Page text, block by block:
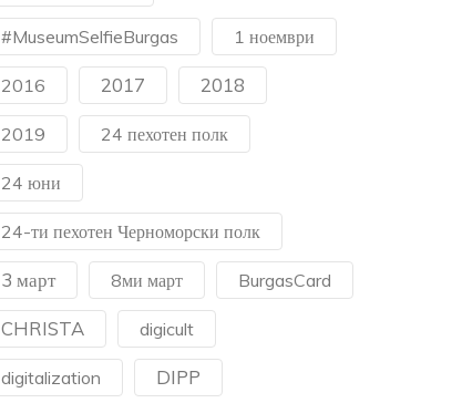
#MuseumSelfieBurgas 1 ноември
2016 2017 2018
2019 24 пехотен полк
24 юни
24-ти пехотен Черноморски полк
3 март 8ми март BurgasCard
CHRISTA digicult
digitalization DIPP